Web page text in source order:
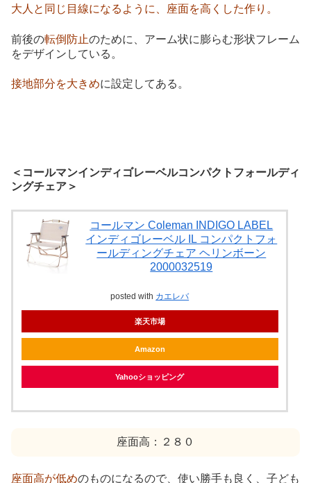
大人と同じ目線になるように、座面を高くした作り。
前後の転倒防止のために、アーム状に膨らむ形状フレーム
をデザインしている。
接地部分を大きめに設定してある。
＜コールマンインディゴレーベルコンパクトフォールディ
ングチェア＞
コールマン Coleman INDIGO LABEL
インディゴレーベル IL コンパクトフォ
ールディングチェア ヘリンボーン
2000032519
posted with カエレバ
楽天市場
Amazon
Yahooショッピング
座面高：２８０
座面高が低めのものになるので、使い勝手も良く、子ども